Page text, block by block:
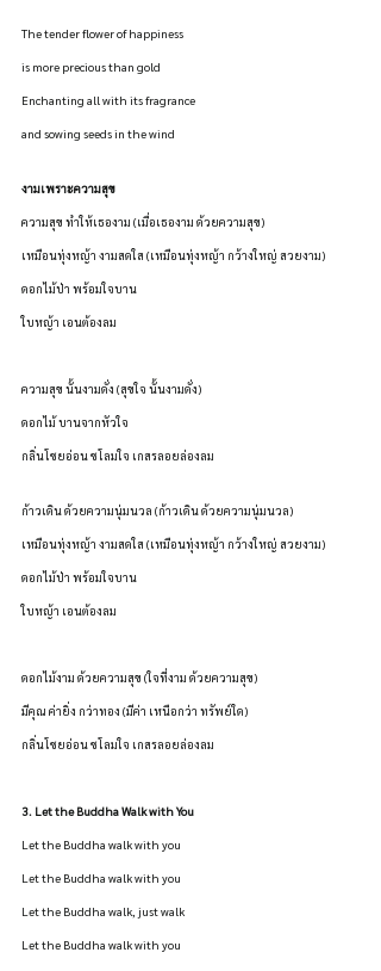
The tender flower of happiness
is more precious than gold
Enchanting all with its fragrance
and sowing seeds in the wind
งามเพราะความสุข
ความสุข ทำให้เธองาม (เมื่อเธองาม ด้วยความสุข)
เหมือนทุ่งหญ้า งามสดใส (เหมือนทุ่งหญ้า กว้างใหญ่ สวยงาม)
ดอกไม้ป่า พร้อมใจบาน
ใบหญ้า เอนต้องลม
ความสุข นั้นงามดั่ง (สุขใจ นั้นงามดั่ง)
ดอกไม้ บานจากหัวใจ
กลิ่นโชยอ่อน ชโลมใจ เกสรลอยล่องลม
ก้าวเดิน ด้วยความนุ่มนวล (ก้าวเดิน ด้วยความนุ่มนวล)
เหมือนทุ่งหญ้า งามสดใส (เหมือนทุ่งหญ้า กว้างใหญ่ สวยงาม)
ดอกไม้ป่า พร้อมใจบาน
ใบหญ้า เอนต้องลม
ดอกไม้งาม ด้วยความสุข (ใจที่งาม ด้วยความสุข)
มีคุณ ค่ายิ่ง กว่าทอง (มีค่า เหนือกว่า ทรัพย์ใด)
กลิ่นโชยอ่อน ชโลมใจ เกสรลอยล่องลม
3. Let the Buddha Walk with You
Let the Buddha walk with you
Let the Buddha walk with you
Let the Buddha walk, just walk
Let the Buddha walk with you